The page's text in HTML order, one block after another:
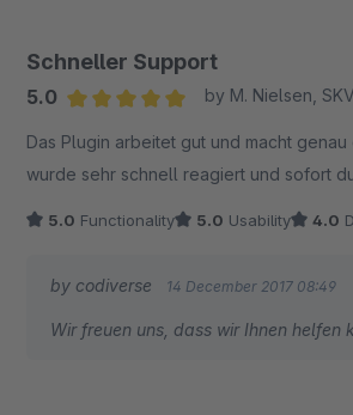
Schneller Support
5.0
by M. Nielsen,
Das Plugin arbeitet gut und macht
wurde sehr schnell reagiert und sofort
5.0 Functionality 5.0 Usability 4.0
by codiverse 14 December 2017 08:49
Wir freuen uns, dass wir Ihnen helfen